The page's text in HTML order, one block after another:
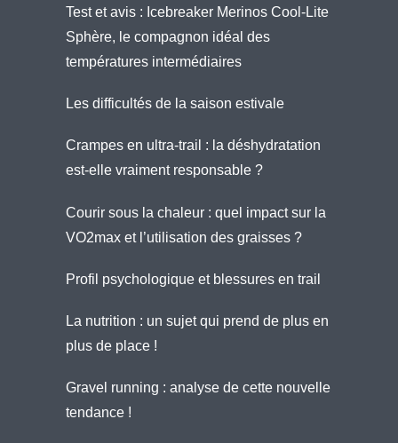
Test et avis : Icebreaker Merinos Cool-Lite
Sphère, le compagnon idéal des
températures intermédiaires
Les difficultés de la saison estivale
Crampes en ultra-trail : la déshydratation
est-elle vraiment responsable ?
Courir sous la chaleur : quel impact sur la
VO2max et l’utilisation des graisses ?
Profil psychologique et blessures en trail
La nutrition : un sujet qui prend de plus en
plus de place !
Gravel running : analyse de cette nouvelle
tendance !